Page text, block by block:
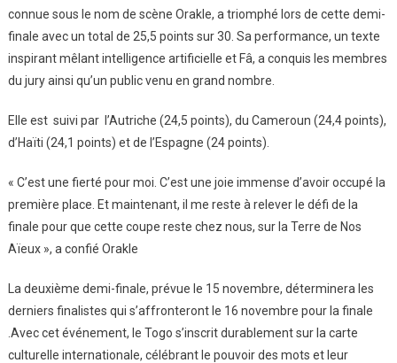
connue sous le nom de scène Orakle, a triomphé lors de cette demi-
finale avec un total de 25,5 points sur 30. Sa performance, un texte
inspirant mêlant intelligence artificielle et Fâ, a conquis les membres
du jury ainsi qu’un public venu en grand nombre.
Elle est suivi par l’Autriche (24,5 points), du Cameroun (24,4 points),
d’Haïti (24,1 points) et de l’Espagne (24 points).
« C’est une fierté pour moi. C’est une joie immense d’avoir occupé la
première place. Et maintenant, il me reste à relever le défi de la
finale pour que cette coupe reste chez nous, sur la Terre de Nos
Aïeux », a confié Orakle
La deuxième demi-finale, prévue le 15 novembre, déterminera les
derniers finalistes qui s’affronteront le 16 novembre pour la finale
.Avec cet événement, le Togo s’inscrit durablement sur la carte
culturelle internationale, célébrant le pouvoir des mots et leur